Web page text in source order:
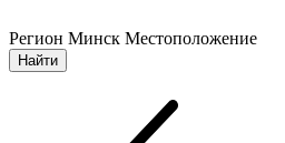
Регион Минск Местоположение